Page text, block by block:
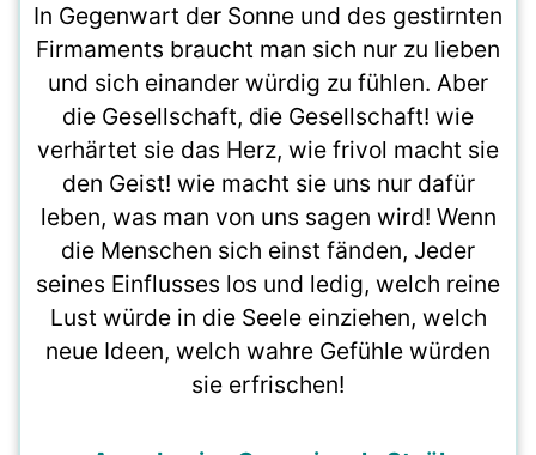
In Gegenwart der Sonne und des gestirnten
Firmaments braucht man sich nur zu lieben
und sich einander würdig zu fühlen. Aber
die Gesellschaft, die Gesellschaft! wie
verhärtet sie das Herz, wie frivol macht sie
den Geist! wie macht sie uns nur dafür
leben, was man von uns sagen wird! Wenn
die Menschen sich einst fänden, Jeder
seines Einflusses los und ledig, welch reine
Lust würde in die Seele einziehen, welch
neue Ideen, welch wahre Gefühle würden
sie erfrischen!